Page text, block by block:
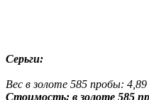
Серьги:
Вес в золоте 585 пробы: 4,89
Стоимость: в золоте 585